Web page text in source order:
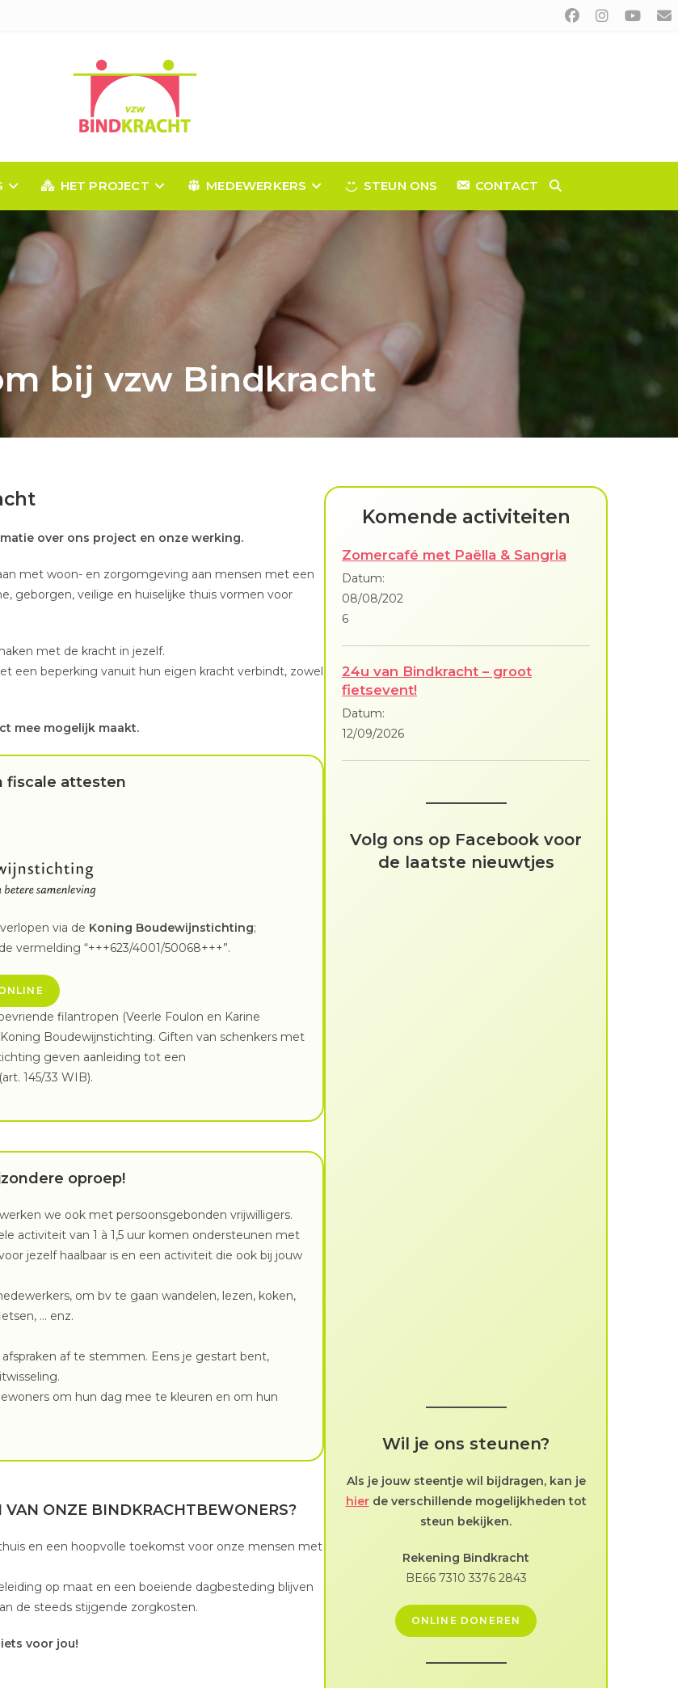
HET PROJECT MEDEWERKERS STEUN ONS CONTACT TOGGLE
bij vzw Bindkracht
over ons project en onze werking.
met woon- en zorgomgeving aan mensen met een
geborgen, veilige en huiselijke thuis vormen voor
met de kracht in jezelf.
een beperking vanuit hun eigen kracht verbindt, zowel
mee mogelijk maakt.
fiscale attesten
via de Koning Boudewijnstichting;
vermelding “+++623/4001/50068+++”.
filantropen (Veerle Foulon en Karine
Boudewijnstichting. Giften van schenkers met
geven aanleiding tot een
145/33 WIB).
oproep!
we ook met persoonsgebonden vrijwilligers.
activiteit van 1 à 1,5 uur komen ondersteunen met
jezelf haalbaar is en een activiteit die ook bij jouw
om bv te gaan wandelen, lezen, koken,
… enz.
af te stemmen. Eens je gestart bent,
om hun dag mee te kleuren en om hun
ONZE BINDKRACHTBEWONERS?
en een hoopvolle toekomst voor onze mensen met
op maat en een boeiende dagbesteding blijven
de steeds stijgende zorgkosten.
voor jou!
Komende activiteiten
Zomercafé met Paëlla & Sangria
Datum:
08/08/202
6
24u van Bindkracht – groot
fietsevent!
Datum:
12/09/2026
Volg ons op Facebook voor
de laatste nieuwtjes
Wil je ons steunen?
Als je jouw steentje wil bijdragen, kan je
hierde verschillende mogelijkheden tot
steun bekijken.
Rekening Bindkracht
BE66 7310 3376 2843
ONLINE DONEREN